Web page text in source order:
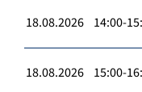
18.08.2026 14:00-
18.08.2026 15:00-